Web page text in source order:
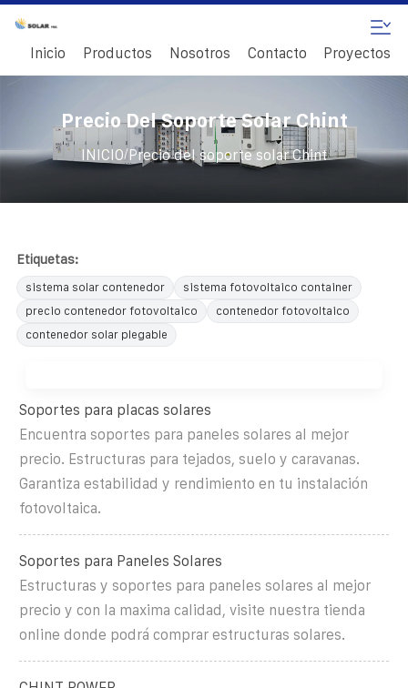
Inicio Productos Nosotros Contacto Proyectos
Precio Del Soporte Solar Chint
INICIO/ Precio del soporte solar Chint
Etiquetas:
sistema solar contenedor
sistema fotovoltaico container
precio contenedor fotovoltaico
contenedor fotovoltaico
contenedor solar plegable
Soportes para placas solares
Encuentra soportes para paneles solares al mejor
precio. Estructuras para tejados, suelo y caravanas.
Garantiza estabilidad y rendimiento en tu instalación
fotovoltaica.
Soportes para Paneles Solares
Estructuras y soportes para paneles solares al mejor
precio y con la maxima calidad, visite nuestra tienda
online donde podrá comprar estructuras solares.